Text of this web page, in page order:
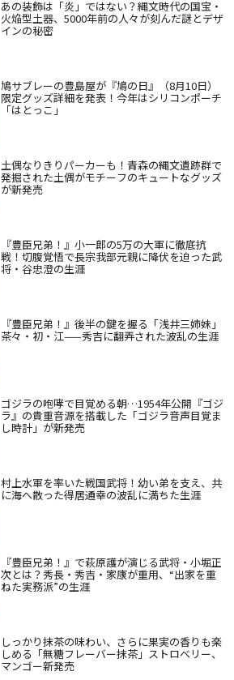
あの装飾は「炎」ではない？縄文時代の国宝・
火焔型土器、5000年前の人々が刻んだ謎とデザ
インの秘密
鳩サブレーの豊島屋が『鳩の日』（8月10日）
限定グッズ詳細を発表！今年はシリコンポーチ
「はとっこ」
土偶なりきりパーカーも！青森の縄文遺跡群で
発掘された土偶がモチーフのキュートなグッズ
が新発売
『豊臣兄弟！』小一郎の5万の大軍に徹底抗
戦！切腹覚悟で長宗我部元親に降伏を迫った武
将・谷忠澄の生涯
『豊臣兄弟！』後半の鍵を握る「浅井三姉妹」
茶々・初・江——秀吉に翻弄された波乱の生涯
ゴジラの咆哮で目覚める朝…1954年公開『ゴジ
ラ』の貴重音源を搭載した「ゴジラ音声目覚ま
し時計」が新発売
村上水軍を率いた戦国武将！幼い弟を支え、共
に海へ散った得居通幸の波乱に満ちた生涯
『豊臣兄弟！』で萩原護が演じる武将・小堀正
次とは？秀長・秀吉・家康が重用、“出家を重
ねた実務派”の生涯
しっかり抹茶の味わい、さらに果実の香りも楽
しめる「無糖フレーバー抹茶」ストロベリー、
マンゴー新発売